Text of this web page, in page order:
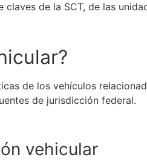
claves de la SCT, de las
?
de los vehículos
de jurisdicción federal.
vehicular